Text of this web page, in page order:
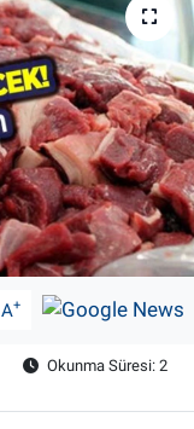
A+
Okunma Süresi: 2